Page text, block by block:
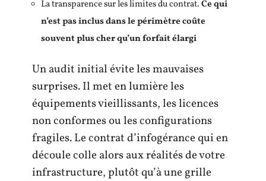
La transparence sur les limites du contrat.Ce qui
n’est pas inclus dans le périmètre coûte
souvent plus cher qu’un forfait élargi
Un audit initial évite les mauvaises
surprises. Il met en lumière les
équipements vieillissants, les licences
non conformes ou les configurations
fragiles. Le contrat d’infogérance qui en
découle colle alors aux réalités de votre
infrastructure, plutôt qu’à une grille